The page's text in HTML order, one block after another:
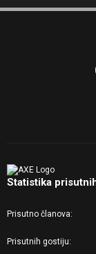
S
Statistika
Prisutno članova
Prisutnih gostiju